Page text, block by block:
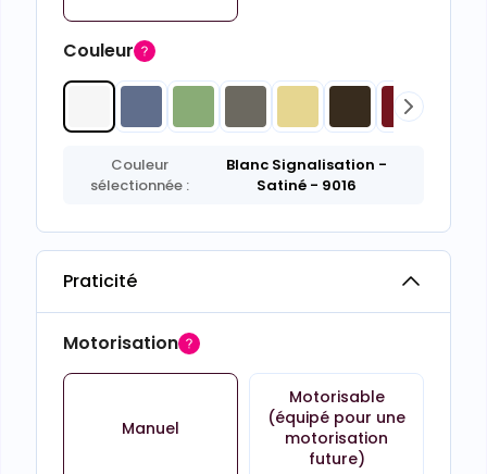
Couleur
Couleur
sélectionnée :
Blanc Signalisation -
Satiné - 9016
Praticité
Motorisation
Manuel
Motorisable
(équipé pour une
motorisation
future)